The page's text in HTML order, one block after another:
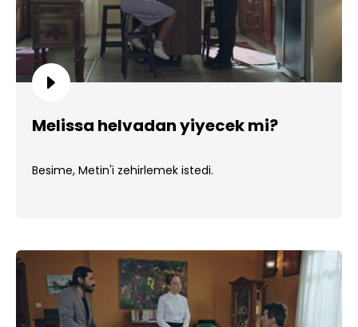
Melissa helvadan yiyecek mi?
Besime, Metin'i zehirlemek istedi.